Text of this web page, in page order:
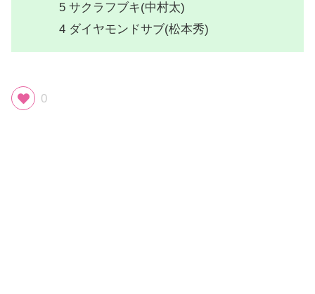
5 サクラフブキ(中村太)
4 ダイヤモンドサブ(松本秀)
0